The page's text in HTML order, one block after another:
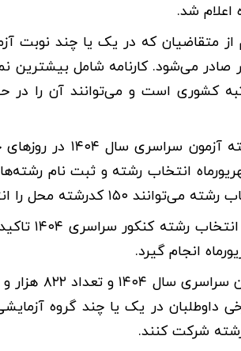
اعلام شد.
متقاضیان که در یک یا چند نوبت
صادر می‌شود. کارنامه شامل بیشترین
کشوری است و می‌توانند آن را در
معاون وزیر علوم یادآور شد:
داوطلبان قرار می‌گیرد. همچنین در روزهای ۸ و ۹ شهریورماه
محل را انتخاب کنند.
رئیس سازمان سنجش
اینکه برخی داوطلبان در یک یا چند گروه